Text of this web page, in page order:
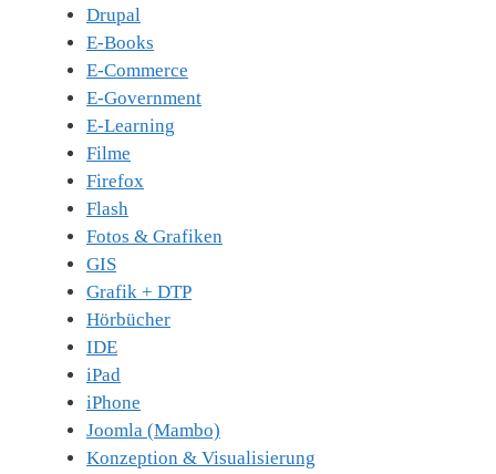
Drupal
E-Books
E-Commerce
E-Government
E-Learning
Filme
Firefox
Flash
Fotos & Grafiken
GIS
Grafik + DTP
Hörbücher
IDE
iPad
iPhone
Joomla (Mambo)
Konzeption & Visualisierung